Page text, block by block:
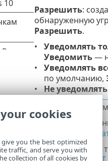
Разрешить:
обнаруженную
Разрешить.
Уведомлять
Уведомить—
Уведомлять
по умолчанию,
Не уведомлять
Для
удаленных
Сведения о
cookies
you the best optimized
traffic, and serve you with
collection of all cookies by